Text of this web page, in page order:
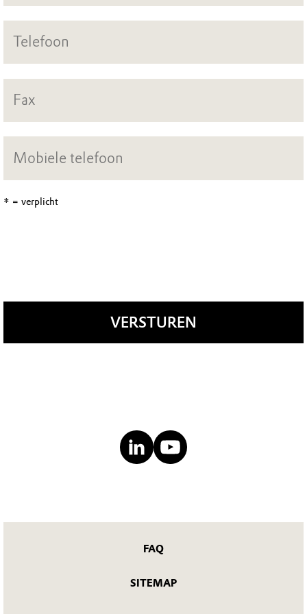
* = verplicht
VERSTUREN
FAQ
SITEMAP